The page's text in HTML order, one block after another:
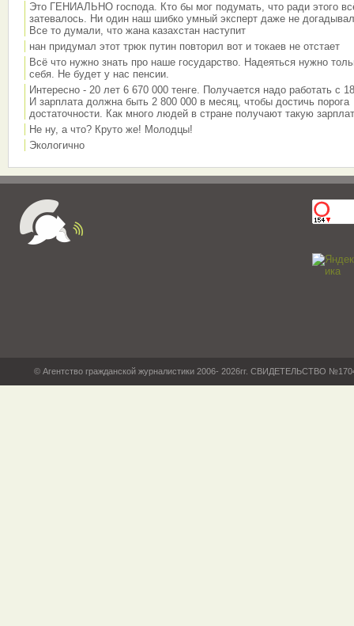
Это ГЕНИАЛЬНО господа. Кто бы мог подумать, что ради этого
затевалось. Ни один наш шибко умный эксперт даже не
Все то думали, что жана казахстан наступит
нан придумал этот трюк путин повторил вот и токаев не отстает
Всё что нужно знать про наше государство. Надеяться нужно
себя. Не будет у нас пенсии.
Интересно - 20 лет 6 670 000 тенге. Получается надо работать с
И зарплата должна быть 2 800 000 в месяц, чтобы достичь порога
достаточности. Как много людей в стране получают такую
Не ну, а что? Круто же! Молодцы!
Экологично
© Агентство гражданской журналистики 2006- 2026гг. СВИДЕТЕЛЬСТВО